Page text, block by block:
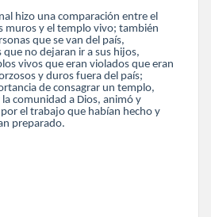
hizo una comparación entre el
muros y el templo vivo; también
que se van del país,
que no dejaran ir a sus hijos,
vivos que eran violados que eran
y duros fuera del país;
de consagrar un templo,
comunidad a Dios, animó y
el trabajo que habían hecho y
preparado.